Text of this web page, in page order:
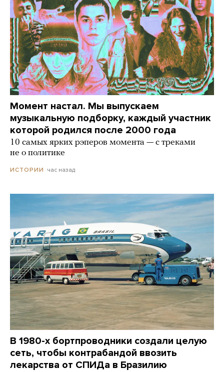
Момент настал. Мы выпускаем
музыкальную подборку, каждый участник
которой родился после 2000 года
10 самых ярких рэперов момента — с треками
не о политике
ИСТОРИИ час назад
В 1980-х бортпроводники создали целую
сеть, чтобы контрабандой ввозить
лекарства от СПИДа в Бразилию